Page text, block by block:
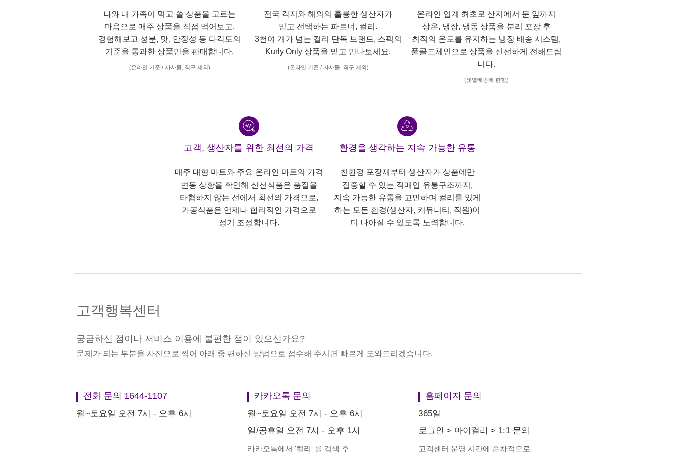
나와 내 가족이 먹고 쓸 상품을 고르는
마음으로 매주 상품을 직접 먹어보고,
경험해보고 성분, 맛, 안정성 등 다각도의
기준을 통과한 상품만을 판매합니다.
(온라인 기준 / 자사몰, 직구 제외)
전국 각지와 해외의 훌륭한 생산자가
믿고 선택하는 파트너, 컬리.
3천여 개가 넘는 컬리 단독 브랜드, 스펙의
Kurly Only 상품을 믿고 만나보세요.
(온라인 기준 / 자사몰, 직구 제외)
온라인 업계 최초로 산지에서 문 앞까지
상온, 냉장, 냉동 상품을 분리 포장 후
최적의 온도를 유지하는 냉장 배송 시스템,
풀콜드체인으로 상품을 신선하게 전해드립
니다.
(샛별배송에 한함)
고객, 생산자를 위한 최선의 가격
매주 대형 마트와 주요 온라인 마트의 가격
변동 상황을 확인해 신선식품은 품질을
타협하지 않는 선에서 최선의 가격으로,
가공식품은 언제나 합리적인 가격으로
정기 조정합니다.
환경을 생각하는 지속 가능한 유통
친환경 포장재부터 생산자가 상품에만
집중할 수 있는 직매입 유통구조까지,
지속 가능한 유통을 고민하며 컬리를 있게
하는 모든 환경(생산자, 커뮤니티, 직원)이
더 나아질 수 있도록 노력합니다.
고객행복센터
궁금하신 점이나 서비스 이용에 불편한 점이 있으신가요?
문제가 되는 부분을 사진으로 찍어 아래 중 편하신 방법으로 접수해 주시면 빠르게 도와드리겠습니다.
전화 문의 1644-1107
월~토요일 오전 7시 - 오후 6시
카카오톡 문의
월~토요일 오전 7시 - 오후 6시
일/공휴일 오전 7시 - 오후 1시
카카오톡에서 '컬리' 를 검색 후
홈페이지 문의
365일
로그인 > 마이컬리 > 1:1 문의
고객센터 운영 시간에 순차적으로